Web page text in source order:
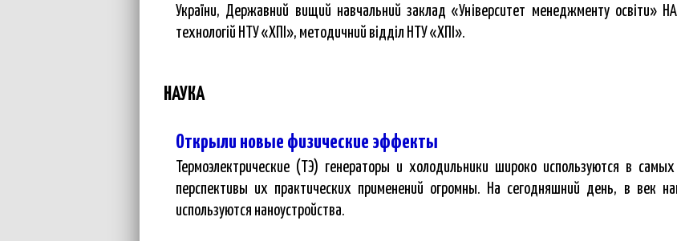
України, Державний вищий навчальний заклад «Університет менеджменту освіти»
технологій НТУ «ХПІ», методичний відділ НТУ «ХПІ».
НАУКА
Открыли новые физические эффекты
Термоэлектрические (ТЭ) генераторы и холодильники широко используются в
перспективы их практических применений огромны. На сегодняшний день, в век
используются наноустройства.